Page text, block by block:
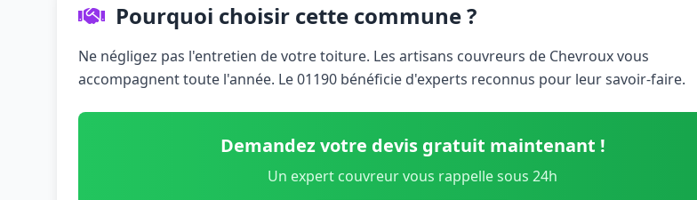
Pourquoi choisir cette commune ?
Ne négligez pas l'entretien de votre toiture. Les artisans couvreurs de Chevroux vous
accompagnent toute l'année. Le 01190 bénéficie d'experts reconnus pour leur savoir-faire.
Demandez votre devis gratuit maintenant !
Un expert couvreur vous rappelle sous 24h